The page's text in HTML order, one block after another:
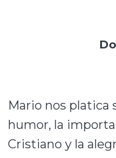
Mario nos platica
humor, la
Cristiano y la